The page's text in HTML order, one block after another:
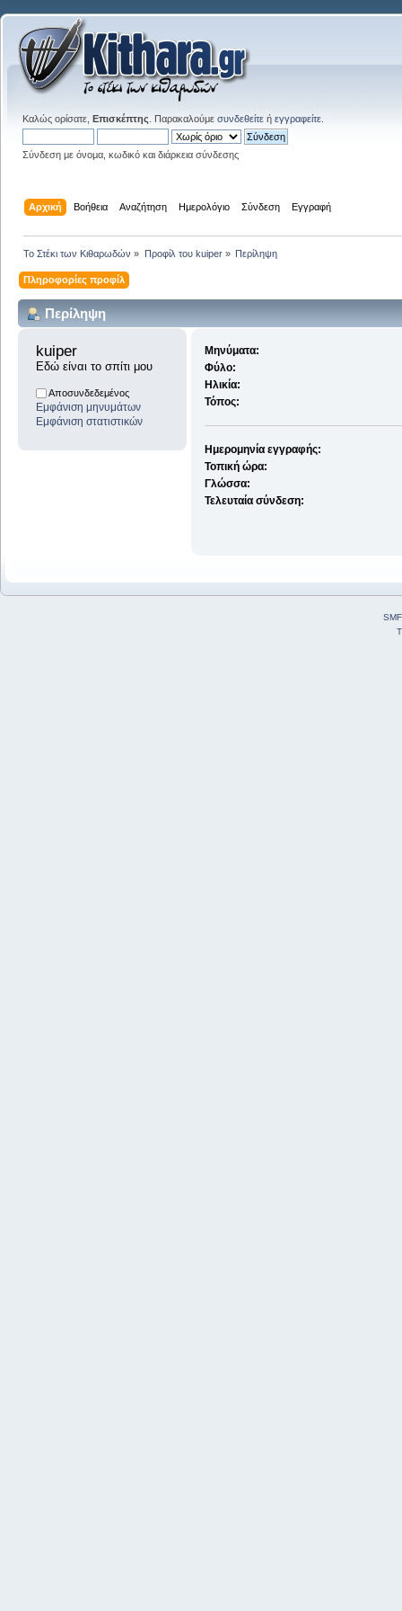
Καλώς ορίσατε, Επισκέπτης . Παρακαλούμε συνδεθείτε ή εγγραφείτε
Σύνδεση με όνομα, κωδικό και διάρκεια σύνδεσης
Αρχική Βοήθεια Αναζήτηση Ημερολόγιο Σύνδεση Εγγραφή
Το Στέκι των Κιθαρωδών » Προφίλ του kuiper» Περίληψη
Πληροφορίες προφίλ
Περίληψη
kuiper
Εδώ είναι το σπίτι μου
Αποσυνδεδεμένος
Εμφάνιση μηνυμάτων
Εμφάνιση στατιστικών
Μηνύματα:
Φύλο:
Ηλικία:
Τόπος:
Ημερομηνία εγγραφής:
Τοπική ώρα:
Γλώσσα:
Τελευταία σύνδεση: